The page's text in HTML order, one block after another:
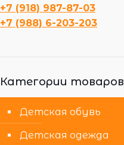
+7 (918) 987-87-03
+7 (988) 6-203-203
Категории товаров
Детская обувь
Детская одежда